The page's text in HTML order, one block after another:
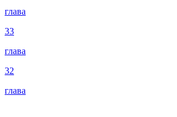
глава
33
глава
32
глава